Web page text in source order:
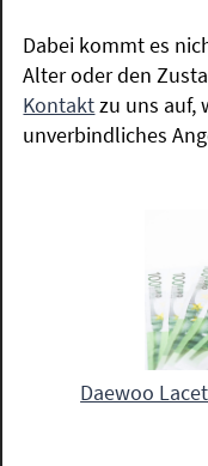
Dabei kommt es
Alter oder den
Kontaktzu uns auf,
unverbindliches
Daewoo